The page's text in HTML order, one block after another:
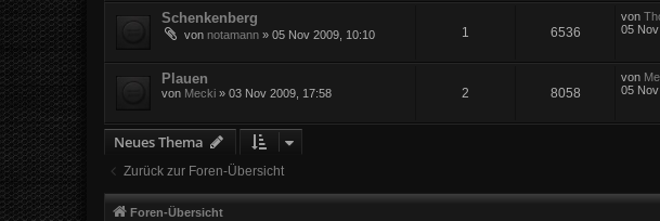
Schenkenberg
von notamann » 05 Nov 2009, 10:10 1 6536
von
05
Plauen
von Mecki » 03 Nov 2009, 17:58 2 8058
von
05
Neues Thema
Zurück zur Foren-Übersicht
Foren-Übersicht